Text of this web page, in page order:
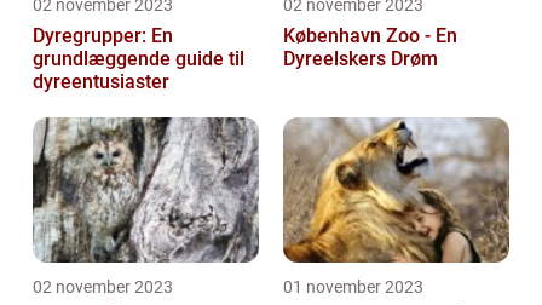
02 november 2023
Dyregrupper: En
grundlæggende guide til
dyreentusiaster
02 november 2023
København Zoo - En
Dyreelskers Drøm
02 november 2023 01 november 2023